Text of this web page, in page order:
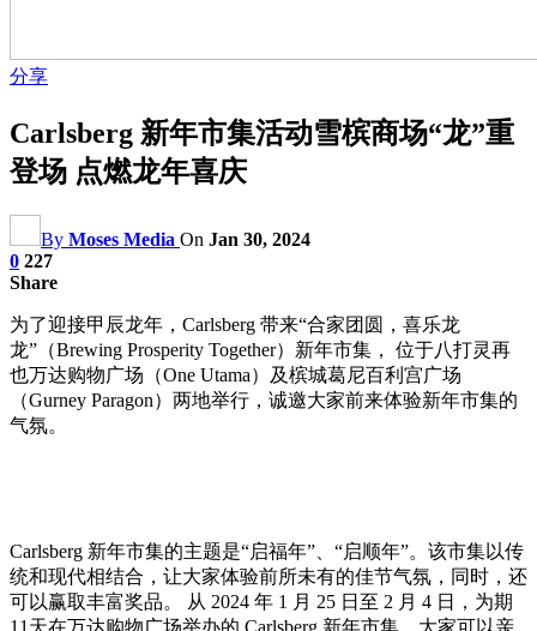
分享
Carlsberg 新年市集活动雪槟商场“龙”重
登场 点燃龙年喜庆
By Moses Media On Jan 30, 2024
0 227
Share
为了迎接甲辰龙年，Carlsberg 带来“合家团圆，喜乐龙
龙”（Brewing Prosperity Together）新年市集， 位于八打灵再
也万达购物广场（One Utama）及槟城葛尼百利宫广场
（Gurney Paragon）两地举行，诚邀大家前来体验新年市集的
气氛。
Carlsberg 新年市集的主题是“启福年”、“启顺年”。该市集以传
统和现代相结合，让大家体验前所未有的佳节气氛，同时，还
可以赢取丰富奖品。 从 2024 年 1 月 25 日至 2 月 4 日，为期
11天在万达购物广场举办的 Carlsberg 新年市集，大家可以亲